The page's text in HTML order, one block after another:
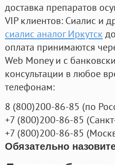
доставка препаратов
VIP клиентов: Сиалис и
сиалис аналог Иркутск
оплата принимаются
Web Money и с
консультации в любое
телефонам:
8 (800)200-86-85 (по
+7 (800)200-86-85 (
+7 (800)200-86-85 (
Обязательно